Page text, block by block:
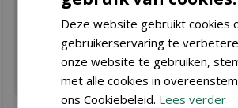
Deze website gebruikt cookies
gebruikerservaring te
onze website te gebruiken,
met alle cookies in
ons Cookiebeleid. Lees verder